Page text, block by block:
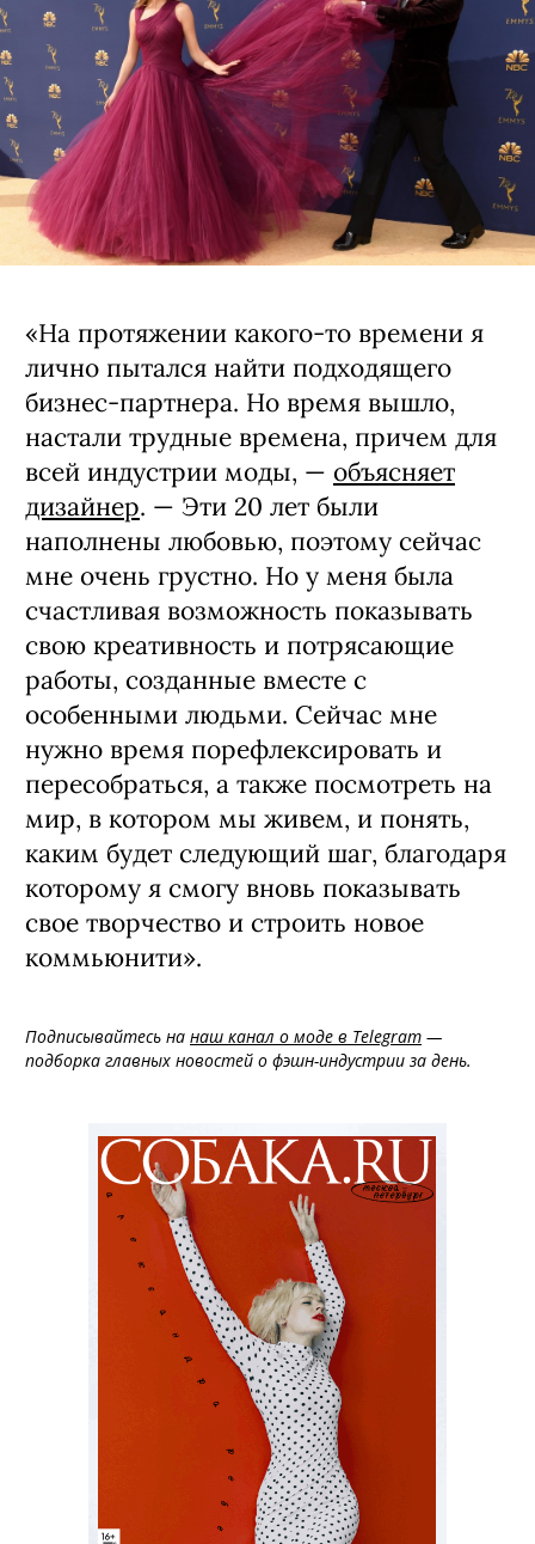
«На протяжении какого-то времени я
лично пытался найти подходящего
бизнес-партнера. Но время вышло,
настали трудные времена, причем для
всей индустрии моды, — объясняет
дизайнер. — Эти 20 лет были
наполнены любовью, поэтому сейчас
мне очень грустно. Но у меня была
счастливая возможность показывать
свою креативность и потрясающие
работы, созданные вместе с
особенными людьми. Сейчас мне
нужно время порефлексировать и
пересобраться, а также посмотреть на
мир, в котором мы живем, и понять,
каким будет следующий шаг, благодаря
которому я смогу вновь показывать
свое творчество и строить новое
коммьюнити».
Подписывайтесь на наш канал о моде в Telegram —
подборка главных новостей о фэшн-индустрии за день.